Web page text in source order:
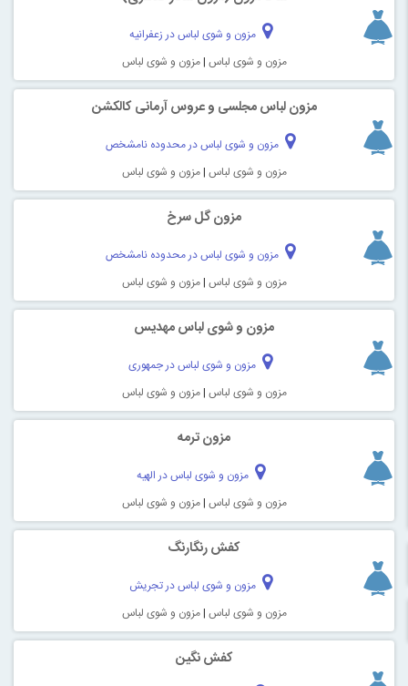
مزون و شوی لباس در زعفرانیه
مزون و شوی لباس |مزون و شوی لباس
مزون لباس مجلسی و عروس آرمانی کالکشن
مزون و شوی لباس در محدوده نامشخص
مزون و شوی لباس |مزون و شوی لباس
مزون گل سرخ
مزون و شوی لباس در محدوده نامشخص
مزون و شوی لباس |مزون و شوی لباس
مزون و شوی لباس مهدیس
مزون و شوی لباس در جمهوری
مزون و شوی لباس |مزون و شوی لباس
مزون ترمه
مزون و شوی لباس در الهیه
مزون و شوی لباس |مزون و شوی لباس
کفش رنگارنگ
مزون و شوی لباس در تجریش
مزون و شوی لباس |مزون و شوی لباس
کفش نگین